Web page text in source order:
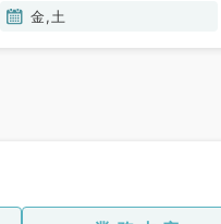
血液内科
金,土